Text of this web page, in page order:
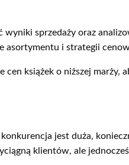
sprzedaży oraz
asortymentu i strategii
książek o niższej marży,
jest duża,
klientów, ale